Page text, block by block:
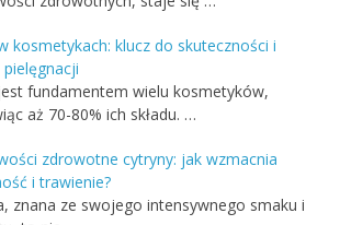
kosmetykach: klucz do skuteczności i
fundamentem wielu kosmetyków,
aż 70-80% ich składu. …
zdrowotne cytryny: jak wzmacnia
i trawienie?
znana ze swojego intensywnego smaku i